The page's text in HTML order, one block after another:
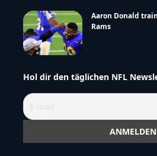
Aaron Donald
Rams
Hol dir den täglichen NFL